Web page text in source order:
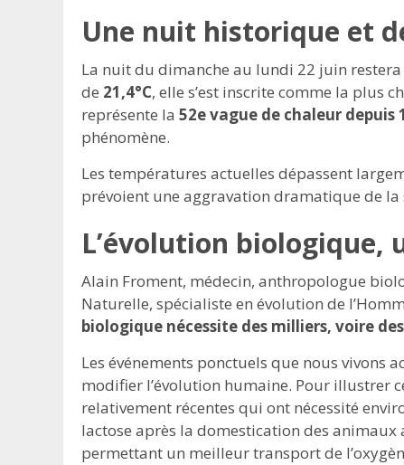
Une nuit historique et
La nuit du dimanche au lundi 22 juin
de 21,4°C, elle s’est inscrite comme la plus
représente la 52e vague de chaleur depuis
phénomène.
Les températures actuelles dépassent
prévoient une aggravation dramatique de la
L’évolution biologique,
Alain Froment, médecin, anthropologue
Naturelle, spécialiste en évolution de
biologique nécessite des milliers, voire
Les événements ponctuels que nous vivons
modifier l’évolution humaine. Pour illustrer
relativement récentes qui ont nécessité
lactose après la domestication des
permettant un meilleur transport de